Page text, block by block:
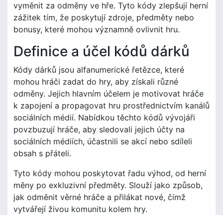
vyměnit za odměny ve hře. Tyto kódy zlepšují herní
zážitek tím, že poskytují zdroje, předměty nebo
bonusy, které mohou významně ovlivnit hru.
Definice a účel kódů dárků
Kódy dárků jsou alfanumerické řetězce, které
mohou hráči zadat do hry, aby získali různé
odměny. Jejich hlavním účelem je motivovat hráče
k zapojení a propagovat hru prostřednictvím kanálů
sociálních médií. Nabídkou těchto kódů vývojáři
povzbuzují hráče, aby sledovali jejich účty na
sociálních médiích, účastnili se akcí nebo sdíleli
obsah s přáteli.
Tyto kódy mohou poskytovat řadu výhod, od herní
měny po exkluzivní předměty. Slouží jako způsob,
jak odměnit věrné hráče a přilákat nové, čímž
vytvářejí živou komunitu kolem hry.